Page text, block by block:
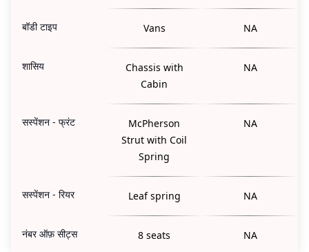
बॉडी टाइप Vans NA
शासिय
Chassis with
Cabin
NA
सस्पेंशन - फ्रंट
McPherson
Strut with Coil
Spring
NA
सस्पेंशन - रियर Leaf spring NA
नंबर ऑफ़ सीट्स 8 seats NA